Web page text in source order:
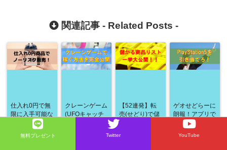
関連記事 - Related Posts -
仕入れ0円で無
限に入手可能な
転売商品で稼
ぐ！ノーリスク
せどり手法はこ
クレーンゲーム
(UFOキャッチ
【52連発】転
売(せどり)で儲
かる商品リス
ゲオせどらーに
朗報！アプリで
PS5(PlayStatio
n5)の抽選開
始！
無料プレゼント Twitter YouTube